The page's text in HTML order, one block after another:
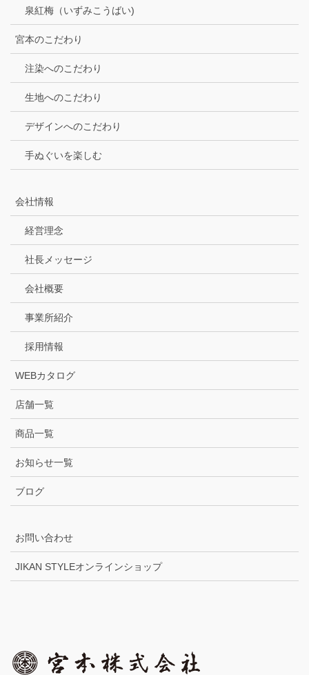
泉紅梅（いずみこうばい)
宮本のこだわり
注染へのこだわり
生地へのこだわり
デザインへのこだわり
手ぬぐいを楽しむ
会社情報
経営理念
社長メッセージ
会社概要
事業所紹介
採用情報
WEBカタログ
店舗一覧
商品一覧
お知らせ一覧
ブログ
お問い合わせ
JIKAN STYLEオンラインショップ